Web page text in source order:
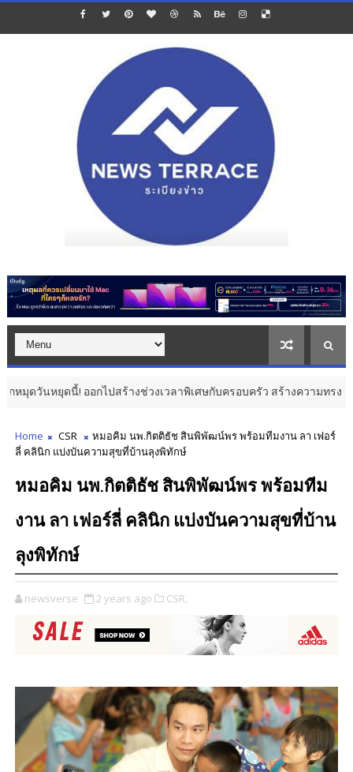
หยุดนี้! ออกไปสร้างช่วงเวลาพิเศษกับครอบครัว สร้างความทรงจำดีๆ ไป
Home CSR
หมอคิม นพ.กิตติธัช สินพิพัฒน์พร พร้อมทีมงาน ลา เฟอร์
ลี่ คลินิก แบ่งบันความสุขที่บ้านลุงพิทักษ์
หมอคิม นพ.กิตติธัช สินพิพัฒน์พร พร้อมทีม
งาน ลา เฟอร์ลี่ คลินิก แบ่งบันความสุขที่บ้าน
ลุงพิทักษ์
newsverse 2 years ago CSR,